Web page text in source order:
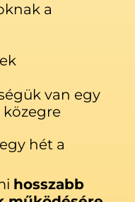
a
van egy
hét a
hosszabb